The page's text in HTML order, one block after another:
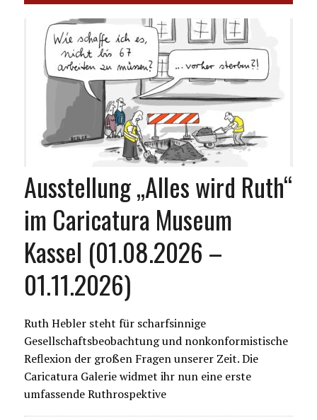
Ausstellung „Alles wird Ruth“
im Caricatura Museum
Kassel (01.08.2026 –
01.11.2026)
Ruth Hebler steht für scharfsinnige
Gesellschaftsbeobachtung und nonkonformistische
Reflexion der großen Fragen unserer Zeit. Die
Caricatura Galerie widmet ihr nun eine erste
umfassende Ruthrospektive